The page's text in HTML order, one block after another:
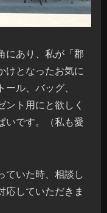
にあり、私が「郡
けとなったお気に
ル、バッグ、
ト用にと欲しく
いです。（私も愛
ていた時、相談し
応していただきま